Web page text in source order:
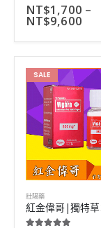
5.00 out of 5
NT$1,700 –
NT$9,600
SALE
壯陽藥